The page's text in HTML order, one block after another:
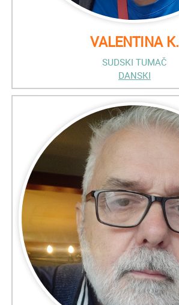
VALENTINA K.
SUDSKI TUMAČ
DANSKI